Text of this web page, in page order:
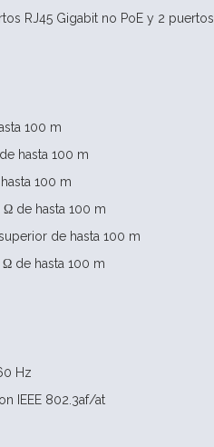
RJ45 Gigabit no PoE y 2
100 m
hasta 100 m
100 m
Ω de hasta 100 m
de hasta 100 m
de hasta 100 m
Hz
IEEE 802.3af/at